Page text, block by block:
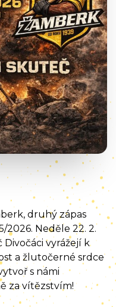
druhý zápas
2026. Neděle 22. 2.
Divočáci vyrážejí k
a žlutočerné srdce
s námi
za vítězstvím!